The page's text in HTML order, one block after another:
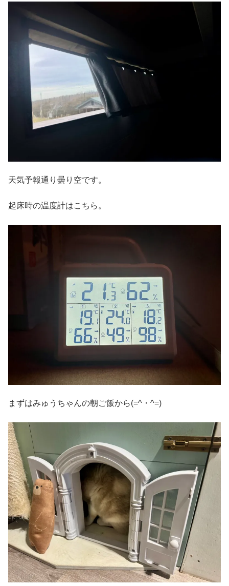
天気予報通り曇り空です。
起床時の温度計はこちら。
まずはみゅうちゃんの朝ご飯から(=^・^=)